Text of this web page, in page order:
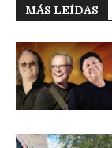
MÁS LEÍDAS